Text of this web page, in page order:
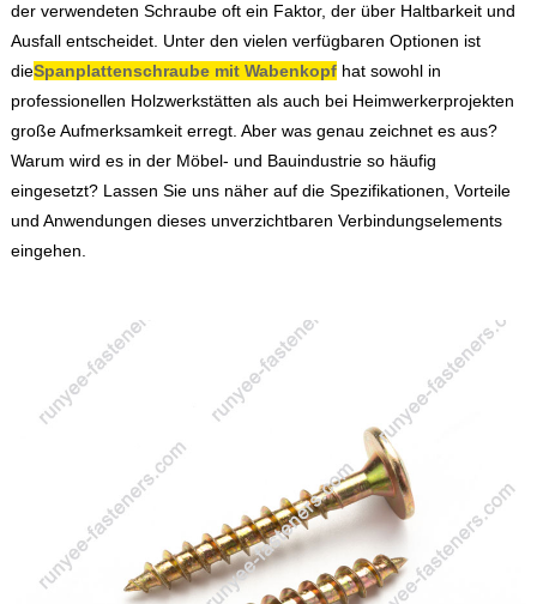
der verwendeten Schraube oft ein Faktor, der über Haltbarkeit und
Ausfall entscheidet. Unter den vielen verfügbaren Optionen ist
dieSpanplattenschraube mit Wabenkopf hat sowohl in
professionellen Holzwerkstätten als auch bei Heimwerkerprojekten
große Aufmerksamkeit erregt. Aber was genau zeichnet es aus?
Warum wird es in der Möbel- und Bauindustrie so häufig
eingesetzt? Lassen Sie uns näher auf die Spezifikationen, Vorteile
und Anwendungen dieses unverzichtbaren Verbindungselements
eingehen.